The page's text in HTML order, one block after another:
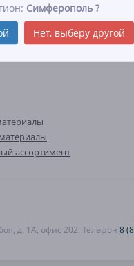
Симферополь ?
Нет, выберу другой
ассортимент
д. 1А, офис 202. Телефон 8